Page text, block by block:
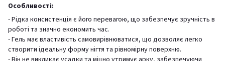
Особливості:
- Рідка консистенція є його перевагою, що забезпечує зручність в
роботі та значно економить час.
- Гель має властивість самовирівнюватися, що дозволяє легко
створити ідеальну форму нігтя та рівномірну поверхню.